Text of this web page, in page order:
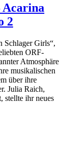
Acarina
2
Schlager Girls“,
ORF-
Atmosphäre
musikalischen
über ihre
Julia Raich,
stellte ihr neues